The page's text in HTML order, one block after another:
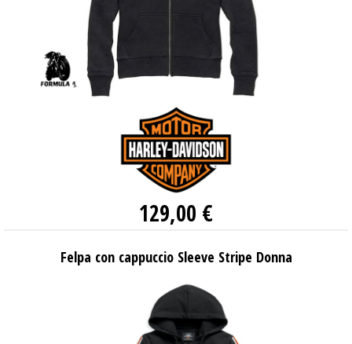
129,00 €
Felpa con cappuccio Sleeve Stripe Donna